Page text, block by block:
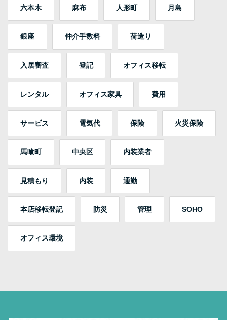
六本木 麻布 人形町 月島
銀座 仲介手数料 荷造り
入居審査 登記 オフィス移転
レンタル オフィス家具 費用
サービス 電気代 保険 火災保険
馬喰町 中央区 内装業者
見積もり 内装 通勤
本店移転登記 防災 管理 SOHO
オフィス環境